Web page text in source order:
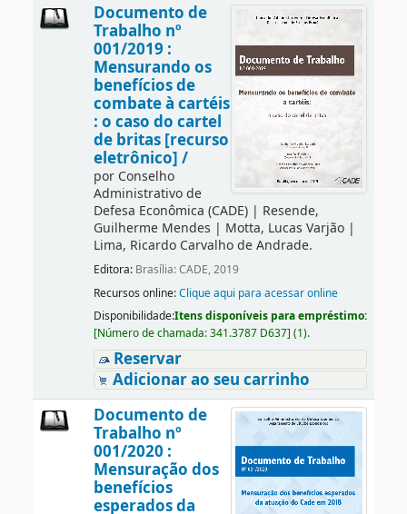
Documento de
Trabalho nº
001/2019 :
Mensurando os
benefícios de
combate à cartéis
: o caso do cartel
de britas [recurso
eletrônico] /
por Conselho
Administrativo de
Defesa Econômica (CADE)| Resende,
Guilherme Mendes | Motta, Lucas Varjão|
Lima, Ricardo Carvalho de Andrade.
Editora: Brasília: CADE, 2019
Recursos online:Clique aqui para acessar online
Disponibilidade:Itens disponíveis para empréstimo:
[Número de chamada:341.3787 D637] (1).
Reservar
Adicionar ao seu carrinho
Documento de
Trabalho nº
001/2020 :
Mensuração dos
benefícios
esperados da